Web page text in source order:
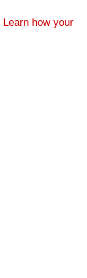
Learn how your